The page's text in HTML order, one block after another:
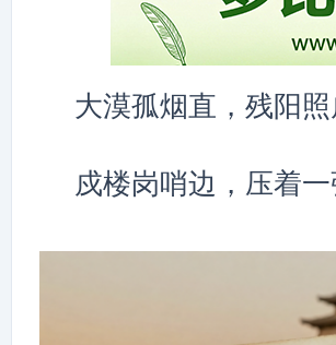
大漠孤烟直，残阳照
戍楼岗哨边，压着